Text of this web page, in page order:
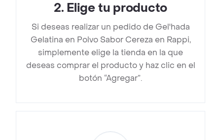
2. Elige tu producto
Si deseas realizar un pedido de Gel'hada
Gelatina en Polvo Sabor Cereza en Rappi,
simplemente elige la tienda en la que
deseas comprar el producto y haz clic en el
botón “Agregar”.